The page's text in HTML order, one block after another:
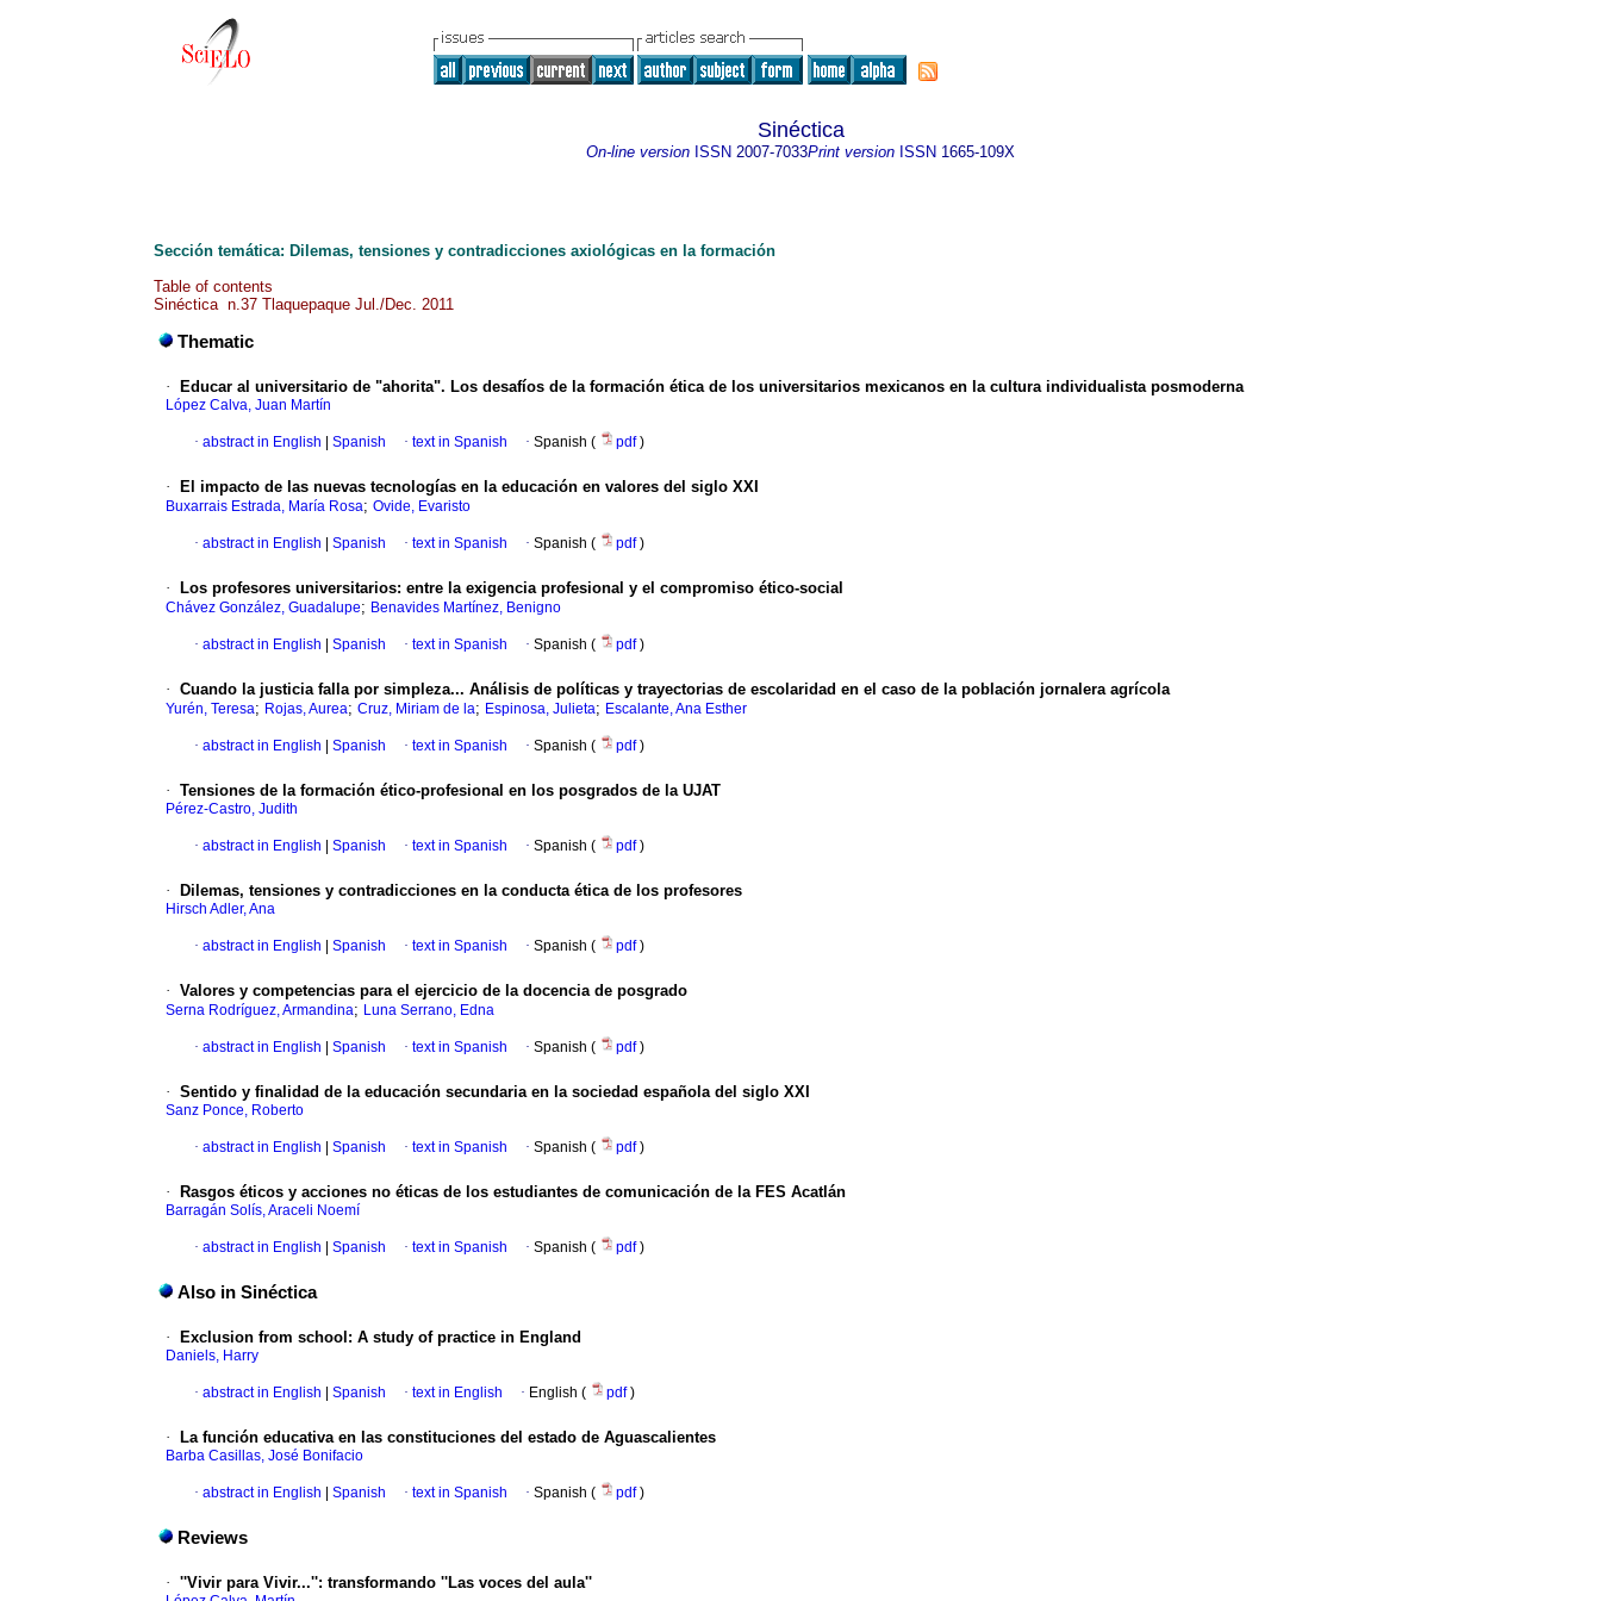
Sinéctica
On-line version ISSN 2007-7033Print version ISSN 1665-109X
Sección temática: Dilemas, tensiones y contradicciones axiológicas en la formación
Table of contents
Sinéctica n.37 Tlaquepaque Jul./Dec. 2011
Thematic
· Educar al universitario de "ahorita". Los desafíos de la formación ética de los universitarios mexicanos en la cultura individualista posmoderna
López Calva, Juan Martín
· abstract in English Spanish · text in Spanish · Spanish ( pdf)
· El impacto de las nuevas tecnologías en la educación en valores del siglo XXI
Buxarrais Estrada, María Rosa; Ovide, Evaristo
· abstract in English Spanish · text in Spanish · Spanish ( pdf)
· Los profesores universitarios: entre la exigencia profesional y el compromiso ético-social
Chávez González, Guadalupe; Benavides Martínez, Benigno
· abstract in English Spanish · text in Spanish · Spanish ( pdf)
· Cuando la justicia falla por simpleza... Análisis de políticas y trayectorias de escolaridad en el caso de la población jornalera agrícola
Yurén, Teresa; Rojas, Aurea; Cruz, Miriam de la; Espinosa, Julieta; Escalante, Ana Esther
· abstract in English Spanish · text in Spanish · Spanish ( pdf)
· Tensiones de la formación ético-profesional en los posgrados de la UJAT
Pérez-Castro, Judith
· abstract in English Spanish · text in Spanish · Spanish ( pdf)
· Dilemas, tensiones y contradicciones en la conducta ética de los profesores
Hirsch Adler, Ana
· abstract in English Spanish · text in Spanish · Spanish ( pdf)
· Valores y competencias para el ejercicio de la docencia de posgrado
Serna Rodríguez, Armandina; Luna Serrano, Edna
· abstract in English Spanish · text in Spanish · Spanish ( pdf)
· Sentido y finalidad de la educación secundaria en la sociedad española del siglo XXI
Sanz Ponce, Roberto
· abstract in English Spanish · text in Spanish · Spanish ( pdf)
· Rasgos éticos y acciones no éticas de los estudiantes de comunicación de la FES Acatlán
Barragán Solís, Araceli Noemí
· abstract in English Spanish · text in Spanish · Spanish ( pdf)
Also in Sinéctica
· Exclusion from school: A study of practice in England
Daniels, Harry
· abstract in English Spanish · text in English · English ( pdf)
· La función educativa en las constituciones del estado de Aguascalientes
Barba Casillas, José Bonifacio
· abstract in English Spanish · text in Spanish · Spanish ( pdf)
Reviews
· ''Vivir para Vivir...'': transformando ''Las voces del aula''